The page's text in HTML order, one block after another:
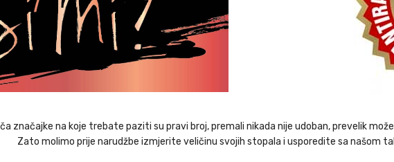
značajke na koje trebate paziti su pravi broj, premali nikada nije udoban, prevelik
Zato molimo prije narudžbe izmjerite veličinu svojih stopala i usporedite sa našom